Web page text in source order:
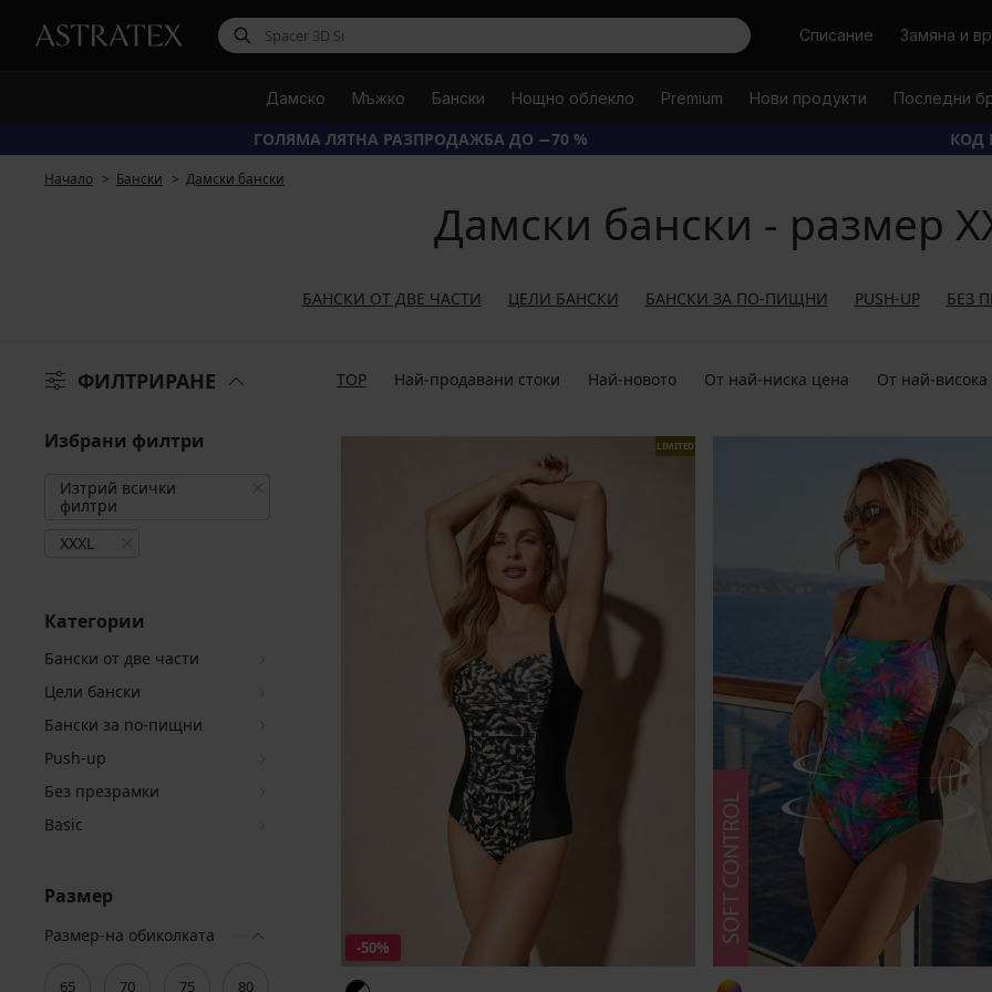
ТърсиСписание Замяна и
Дамско Мъжко Бански Нощно облекло Premium Нови продукти Последни
ГОЛЯМА ЛЯТНА РАЗПРОДАЖБА ДО −70 % КОД
Начало Бански Дамски бански
Дамски бански - размер
БАНСКИ ОТ ДВЕ ЧАСТИ ЦЕЛИ БАНСКИ БАНСКИ ЗА ПО-ПИЩНИ PUSH-UP БЕЗ
ФИЛТРИРАНЕ TOP Най-продавани стоки Най-новото От най-ниска цена От най-
Избрани филтри
Изтрий всички
филтри
XXXL
Категории
Бански от две части
Цели бански
Бански за по-пищни
Push-up
Без презрамки
Basic
Размер
Размер-на обиколката
65 70 75 80
LIMITED
-50%